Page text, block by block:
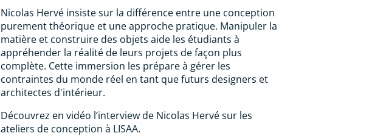
Nicolas Hervé insiste sur la différence entre une conception
purement théorique et une approche pratique. Manipuler la
matière et construire des objets aide les étudiants à
appréhender la réalité de leurs projets de façon plus
complète. Cette immersion les prépare à gérer les
contraintes du monde réel en tant que futurs designers et
architectes d'intérieur.
Découvrez en vidéo l’interview de Nicolas Hervé sur les
ateliers de conception à LISAA.